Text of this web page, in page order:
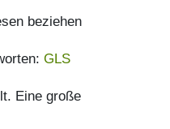
beziehen
GLS
Eine große